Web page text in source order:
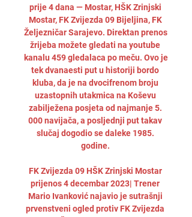
prije 4 dana — Mostar, HŠK Zrinjski
Mostar, FK Zvijezda 09 Bijeljina, FK
Željezničar Sarajevo. Direktan prenos
žrijeba možete gledati na youtube
kanalu 459 gledalaca po meču. Ovo je
tek dvanaesti put u historiji bordo
kluba, da je na dvocifrenom broju
uzastopnih utakmica na Koševu
zabilježena posjeta od najmanje 5.
000 navijača, a posljednji put takav
slučaj dogodio se daleke 1985.
godine.
FK Zvijezda 09 HŠK Zrinjski Mostar
prijenos 4 decembar 2023| Trener
Mario Ivanković najavio je sutrašnji
prvenstveni ogled protiv FK Zvijezda